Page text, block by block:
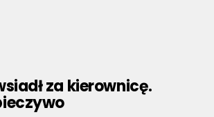
za kierownicę.